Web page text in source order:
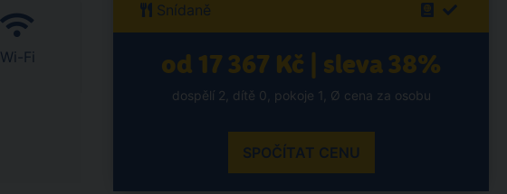
Wi-Fi
Snídaně
od 17 367 Kč | sleva 38%
dospělí 2, dítě 0, pokoje 1, Ø cena za osobu
SPOČÍTAT CENU